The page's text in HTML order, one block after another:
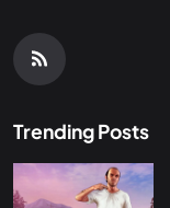
Trending Posts